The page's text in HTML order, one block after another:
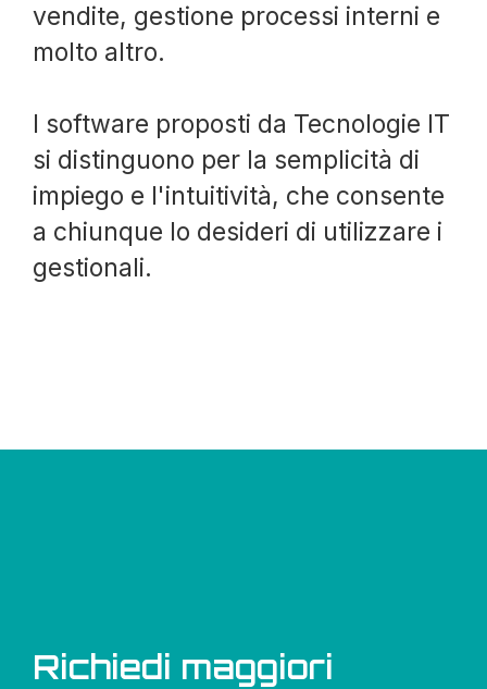
vendite, gestione processi interni e
molto altro.
I software proposti da Tecnologie IT
si distinguono per la semplicità di
impiego e l'intuitività, che consente
a chiunque lo desideri di utilizzare i
gestionali.
Richiedi maggiori